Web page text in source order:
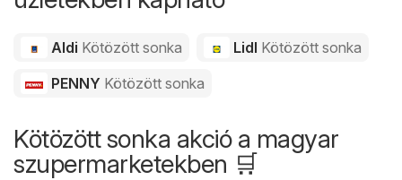
Aldi Kötözött sonka Lidl Kötözött sonka
PENNY Kötözött sonka
Kötözött sonka akció a magyar
szupermarketekben 🛒